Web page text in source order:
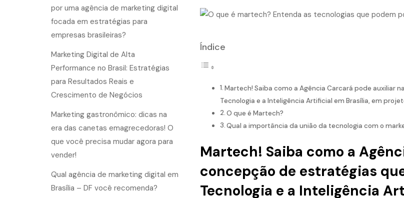
Índice
Martech! Saiba como a Agência Carcará pode auxiliar
Tecnologia e a Inteligência Artificial em Brasília, em
O que é Martech?
Qual a importância da união da tecnologia com o
Martech! Saiba como a
concepção de estratégias
Tecnologia e a Inteligência
por uma agência de marketing digital
focada em estratégias para
empresas brasileiras?
Marketing Digital de Alta
Performance no Brasil: Estratégias
para Resultados Reais e
Crescimento de Negócios
Marketing gastronômico: dicas na
era das canetas emagrecedoras! O
que você precisa mudar agora para
vender!
Qual agência de marketing digital em
Brasília – DF você recomenda?